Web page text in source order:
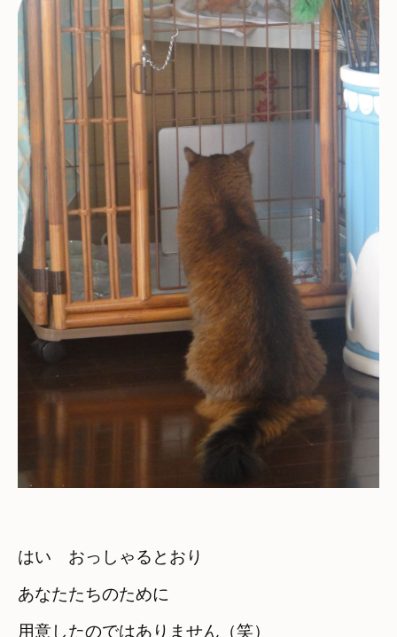
はい　おっしゃるとおり
あなたたちのために
用意したのではありません（笑）